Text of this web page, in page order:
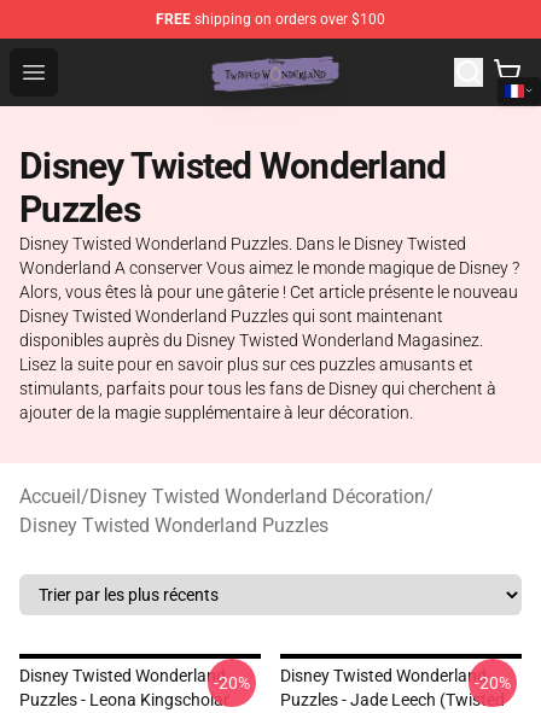
FREE shipping on orders over $100
Open menu
Twisted Wonderland Store - Official Twisted
Disney Twisted Wonderland
Puzzles
Disney Twisted Wonderland Puzzles. Dans le Disney Twisted
Wonderland A conserver Vous aimez le monde magique de Disney ?
Alors, vous êtes là pour une gâterie ! Cet article présente le nouveau
Disney Twisted Wonderland Puzzles qui sont maintenant
disponibles auprès du Disney Twisted Wonderland Magasinez.
Lisez la suite pour en savoir plus sur ces puzzles amusants et
stimulants, parfaits pour tous les fans de Disney qui cherchent à
ajouter de la magie supplémentaire à leur décoration.
Accueil/Disney Twisted Wonderland Décoration/
Disney Twisted Wonderland Puzzles
Disney Twisted Wonderland
Puzzles - Leona Kingscholar
-20%
Disney Twisted Wonderland
Puzzles - Jade Leech (Twisted
-20%